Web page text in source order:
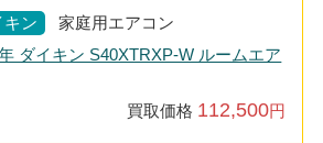
キン
家庭用エアコン
ダイキン S40XTRXP-W ルームエア
買取価格 112,500円